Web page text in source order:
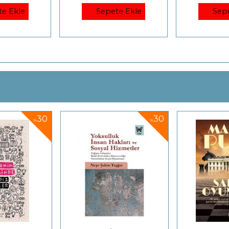
Ekle
Sepete Ekle
%30 %30